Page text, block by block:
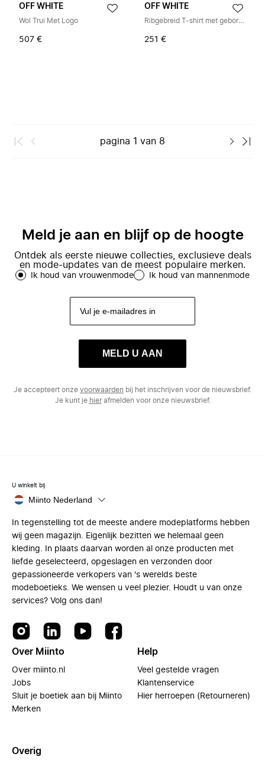
OFF WHITE
Wol Trui Met Logo
507 €
OFF WHITE
Ribgebreid T-shirt met geborduurd logo
251 €
pagina 1 van 8
Meld je aan en blijf op de hoogte
Ontdek als eerste nieuwe collecties, exclusieve deals
en mode-updates van de meest populaire merken.
Ik houd van vrouwenmode Ik houd van mannenmode
MELD U AAN
Je accepteert onze voorwaarden bij het inschrijven voor de nieuwsbrief.
Je kunt je hierafmelden voor onze nieuwsbrief.
U winkelt bij
Miinto Nederland
In tegenstelling tot de meeste andere modeplatforms hebben
wij geen magazijn. Eigenlijk bezitten we helemaal geen
kleding. In plaats daarvan worden al onze producten met
liefde geselecteerd, opgeslagen en verzonden door
gepassioneerde verkopers van 's werelds beste
modeboetieks. We wensen u veel plezier. Houdt u van onze
services? Volg ons dan!
Over Miinto
Over miinto.nl
Jobs
Sluit je boetiek aan bij Miinto
Merken
Help
Veel gestelde vragen
Klantenservice
Hier herroepen (Retourneren)
Overig